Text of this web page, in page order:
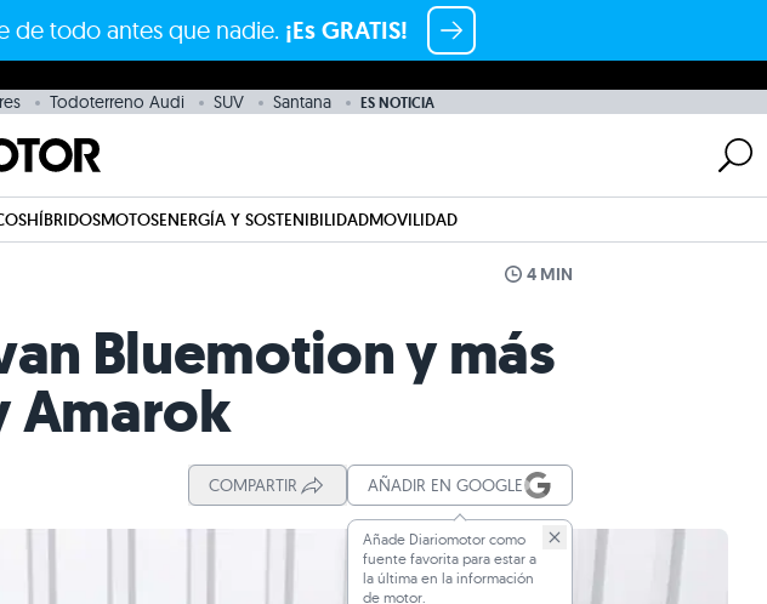
de todo antes que nadie. ¡Es GRATIS!
Todoterreno Audi SUV Santana ES NOTICIA
HÍBRIDOSMOTOSENERGÍA Y SOSTENIBILIDADMOVILIDAD
4 MIN
Bluemotion y más
Amarok
COMPARTIR AÑADIR EN GOOGLE
Añade Diariomotor como
fuente favorita para estar a
la última en la información
de motor.